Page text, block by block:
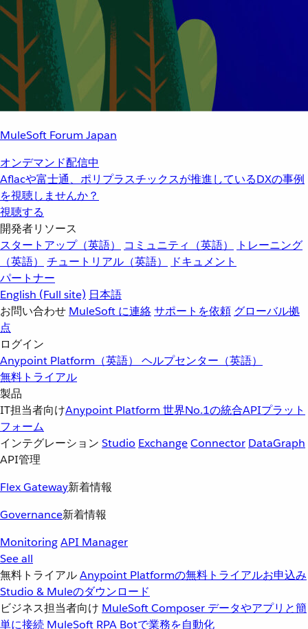
MuleSoft Forum Japan
オンデマンド配信中
Aflacや富士通、ポリプラスチックスが推進しているDXの事例
を視聴しませんか？
視聴する
開発者リソース
スタートアップ（英語）
コミュニティ（英語）
トレーニング
（英語）
チュートリアル（英語）
ドキュメント
パートナー
English (Full site) 日本語
お問い合わせ MuleSoft に連絡サポートを依頼 グローバル拠
点
ログイン
Anypoint Platform（英語） ヘルプセンター（英語）
無料トライアル
製品
IT担当者向けAnypoint Platform 世界No.1の統合APIプラット
フォーム
インテグレーション Studio ExchangeConnector DataGraph
API管理
Flex Gateway新着情報
Governance新着情報
MonitoringAPI Manager
See all
無料トライアルAnypoint Platformの無料トライアルお申込み
Studio & Muleのダウンロード
ビジネス担当者向け MuleSoft Composer データやアプリと簡
単に接続 MuleSoft RPA Botで業務を自動化